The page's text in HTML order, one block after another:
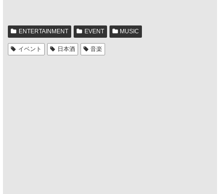
ENTERTAINMENT EVENT MUSIC
イベント 日本酒 音楽